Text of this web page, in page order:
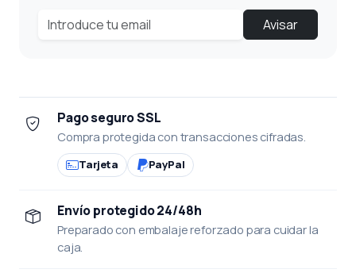
Avisar
Pago seguro SSL
Compra protegida con transacciones cifradas.
Tarjeta PayPal
Envío protegido 24/48h
Preparado con embalaje reforzado para cuidar la
caja.